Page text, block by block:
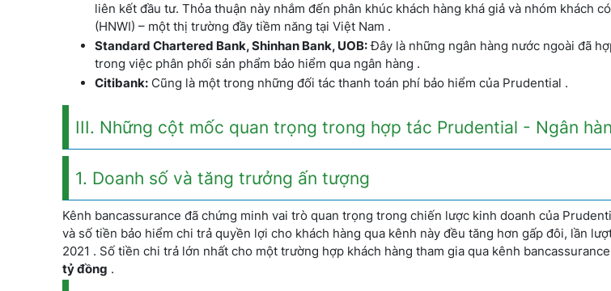
liên kết đầu tư. Thỏa thuận này nhắm đến phân khúc khách hàng khá giả và nhóm khách
(HNWI) – một thị trường đầy tiềm năng tại Việt Nam .
Standard Chartered Bank, Shinhan Bank, UOB:Đây là những ngân hàng nước ngoài đã
trong việc phân phối sản phẩm bảo hiểm qua ngân hàng .
Citibank: Cũng là một trong những đối tác thanh toán phí bảo hiểm của Prudential .
III. Những cột mốc quan trọng trong hợp tác Prudential - Ngân
1. Doanh số và tăng trưởng ấn tượng
Kênh bancassurance đã chứng minh vai trò quan trọng trong chiến lược kinh doanh của
và số tiền bảo hiểm chi trả quyền lợi cho khách hàng qua kênh này đều tăng hơn gấp đôi, lần
2021 . Số tiền chi trả lớn nhất cho một trường hợp khách hàng tham gia qua kênh
tỷ đồng .